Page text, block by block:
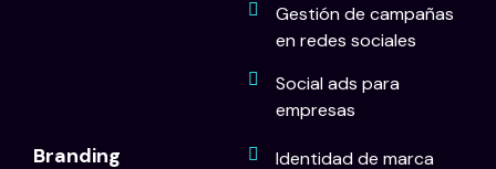
Gestión de campañas
en redes sociales
Social ads para
empresas
Branding
Identidad de marca